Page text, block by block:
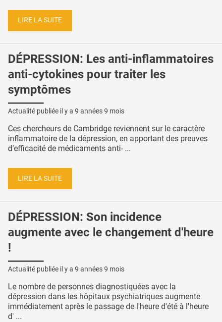
LIRE LA SUITE
DÉPRESSION: Les anti-inflammatoires
anti-cytokines pour traiter les
symptômes
Actualité publiée il y a 9 années 9 mois
Ces chercheurs de Cambridge reviennent sur le caractère
inflammatoire de la dépression, en apportant des preuves
d’efficacité de médicaments anti- ...
LIRE LA SUITE
DÉPRESSION: Son incidence
augmente avec le changement d'heure
!
Actualité publiée il y a 9 années 9 mois
Le nombre de personnes diagnostiquées avec la
dépression dans les hôpitaux psychiatriques augmente
immédiatement après le passage de l'heure d'été à l'heure
d' ...